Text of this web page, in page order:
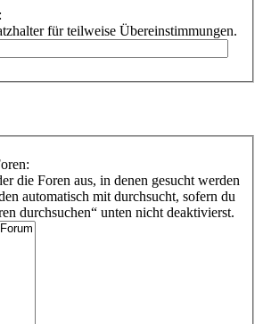
für teilweise Übereinstimmungen.
die Foren aus, in denen gesucht werden
automatisch mit durchsucht, sofern du
durchsuchen“ unten nicht deaktivierst.